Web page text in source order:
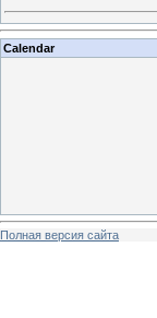
Calendar
Полная версия сайта